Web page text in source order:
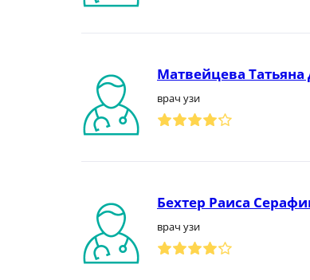
Матвейцева
врач узи
Бехтер Раиса
врач узи